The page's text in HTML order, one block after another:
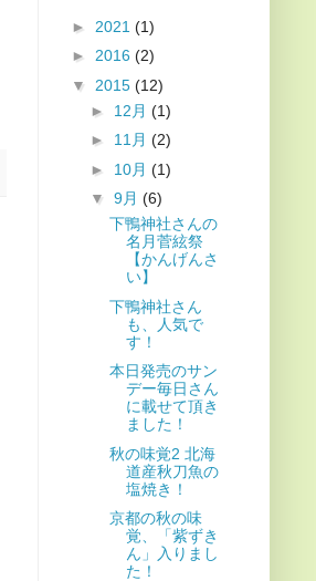
► 2021 (1)
► 2016 (2)
▼ 2015 (12)
► 12月 (1)
► 11月 (2)
► 10月 (1)
▼ 9月 (6)
下鴨神社さんの
名月菅絃祭
【かんげんさ
い】
下鴨神社さん
も、人気で
す！
本日発売のサン
デー毎日さん
に載せて頂き
ました！
秋の味覚2 北海
道産秋刀魚の
塩焼き！
京都の秋の味
覚、「紫ずき
ん」入りまし
た！